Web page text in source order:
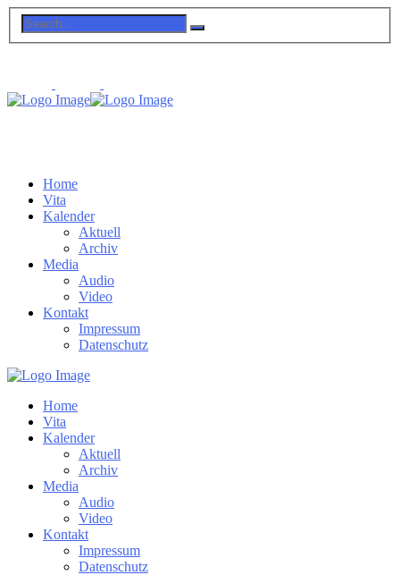
Home
Vita
Kalender
Aktuell
Archiv
Media
Audio
Video
Kontakt
Impressum
Datenschutz
Home
Vita
Kalender
Aktuell
Archiv
Media
Audio
Video
Kontakt
Impressum
Datenschutz